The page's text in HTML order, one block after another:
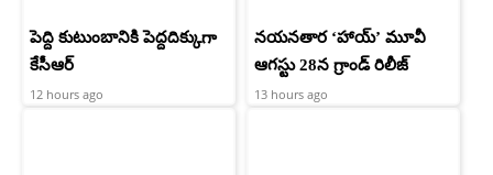
పెద్ది కుటుంబానికి పెద్దదిక్కుగా
కేసీఆర్
12 hours ago
నయనతార ‘హాయ్’ మూవీ
ఆగస్టు 28న గ్రాండ్ రిలీజ్
13 hours ago